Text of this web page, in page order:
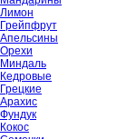
Лимон
Грейпфрут
Апельсины
Орехи
Миндаль
Кедровые
Грецкие
Арахис
Фундук
Кокос